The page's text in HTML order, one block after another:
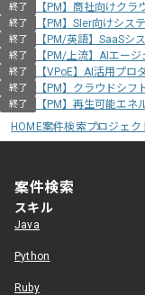
終了 【PM】商社向けク
終了 【PM】SIer向けシス
終了 【PM/英語】SaaSシ
終了 【PM/上流】AIエー
終了 【VPoE】AI活用プロ
終了 【PM】クラウドシフ
終了
【PM】再生可能エネ
HOME案件検索プロジェク
案件検索
スキル
Java
Python
Ruby